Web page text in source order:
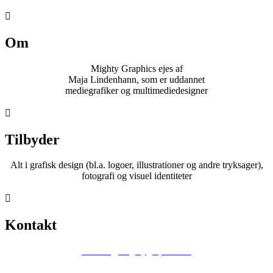

Om
Mighty Graphics ejes af
Maja Lindenhann, som er uddannet
mediegrafiker og multimediedesigner

Tilbyder
Alt i grafisk design (bl.a. logoer, illustrationer og andre tryksager),
fotografi og visuel identiteter

Kontakt